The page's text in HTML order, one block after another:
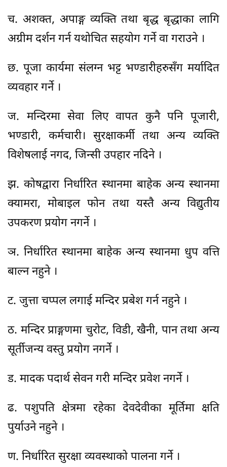
च. अशक्त, अपाङ्ग व्यक्ति तथा बृद्ध बृद्धाका लागि
अग्रीम दर्शन गर्न यथोचित सहयोग गर्ने वा गराउने ।
छ. पूजा कार्यमा संलग्न भट्ट भण्डारीहरुसँग मर्यादित
व्यवहार गर्ने ।
ज. मन्दिरमा सेवा लिए वापत कुनै पनि पूजारी,
भण्डारी, कर्मचारी। सुरक्षाकर्मी तथा अन्य व्यक्ति
विशेषलाई नगद, जिन्सी उपहार नदिने ।
झ. कोषद्वारा निर्धारित स्थानमा बाहेक अन्य स्थानमा
क्यामरा, मोबाइल फोन तथा यस्तै अन्य विद्युतीय
उपकरण प्रयोग नगर्ने ।
ञ. निर्धारित स्थानमा बाहेक अन्य स्थानमा धुप वत्ति
बाल्न नहुने ।
ट. जुत्ता चप्पल लगाई मन्दिर प्रबेश गर्न नहुने ।
ठ. मन्दिर प्राङ्गणमा चुरोट, विडी, खैनी, पान तथा अन्य
सूर्तीजन्य वस्तु प्रयोग नगर्ने ।
ड. मादक पदार्थ सेवन गरी मन्दिर प्रवेश नगर्ने ।
ढ. पशुपति क्षेत्रमा रहेका देवदेवीका मूर्तिमा क्षति
पुर्याउने नहुने ।
ण. निर्धारित सुरक्षा व्यवस्थाको पालना गर्ने ।